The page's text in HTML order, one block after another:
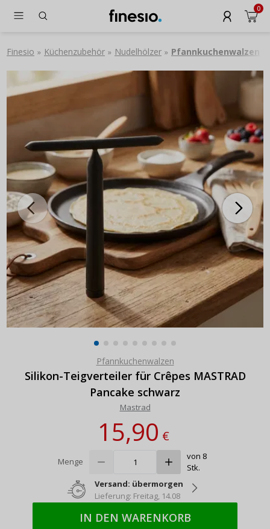
0
Finesio » Küchenzubehör » Nudelhölzer » Pfannkuchenwalzen
Pfannkuchenwalzen
Silikon-Teigverteiler für Crêpes MASTRAD
Pancake schwarz
Mastrad
15,90€
Menge
von 8
Stk.
Versand: übermorgen
Lieferung: Freitag, 14.08
IN DEN WARENKORB